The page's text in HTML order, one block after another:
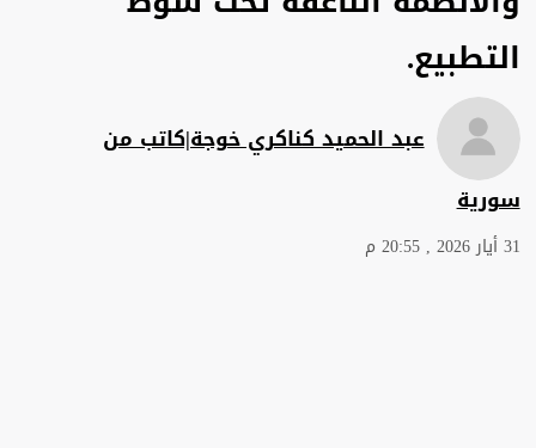
التطبيع.
عبد الحميد كناكري خوجة|كاتب من
سورية
31 أيار 2026 , 20:55 م